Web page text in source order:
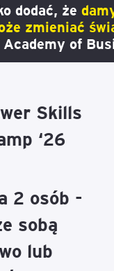
dodać, że
zmieniać
of
Skills
‘26
2 osób -
sobą
lub